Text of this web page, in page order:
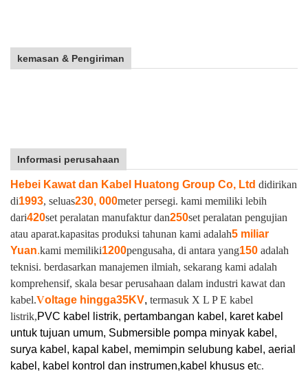
kemasan & Pengiriman
Informasi perusahaan
Hebei Kawat dan Kabel Huatong Group Co, Ltd didirikan
di1993, seluas230, 000meter persegi. kami memiliki lebih
dari420set peralatan manufaktur dan250set peralatan pengujian
atau aparat.kapasitas produksi tahunan kami adalah5 miliar
Yuan.kami memiliki1200pengusaha, di antara yang150 adalah
teknisi. berdasarkan manajemen ilmiah, sekarang kami adalah
komprehensif, skala besar perusahaan dalam industri kawat dan
kabel.Voltage hingga35KV, termasuk X L P E kabel
listrik,PVC kabel listrik, pertambangan kabel, karet kabel
untuk tujuan umum, Submersible pompa minyak kabel,
surya kabel, kapal kabel, memimpin selubung kabel, aerial
kabel, kabel kontrol dan instrumen,kabel khusus etc.